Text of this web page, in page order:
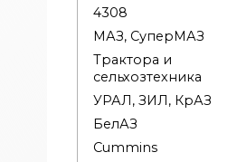
4308
МАЗ, СуперМАЗ
Трактора и
сельхозтехника
УРАЛ, ЗИЛ, КрАЗ
БелАЗ
Cummins